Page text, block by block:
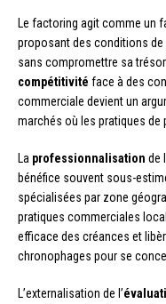
Le factoring agit comme un
proposant des conditions
sans compromettre sa
compétitivité face à des
commerciale devient un
marchés où les pratiques de
La professionnalisation de
bénéfice souvent sous-
spécialisées par zone
pratiques commerciales
efficace des créances et
chronophages pour se
L’externalisation de l’